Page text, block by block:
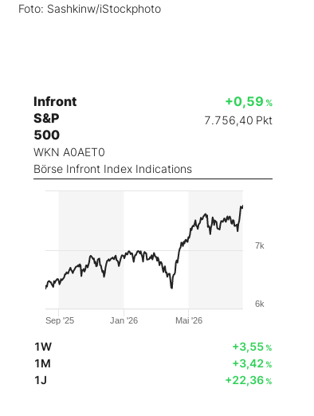
Foto: Sashkinw/iStockphoto
Infront
S&P
500
WKN A0AET0
Börse Infront Index Indications
+0,59 %
7.756,40 Pkt
Jan '26
Sep '25 Mai '26
6k
7k
1W +3,55%
1M +3,42%
1J +22,36%